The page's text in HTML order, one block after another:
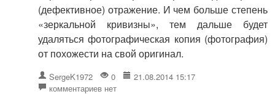
(дефективное) отражение. И чем больше степень
«зеркальной кривизны», тем дальше будет
удаляться фотографическая копия (фотография)
от похожести на свой оригинал.
SergeK1972 0
21.08.2014 15:17
комментариев нет